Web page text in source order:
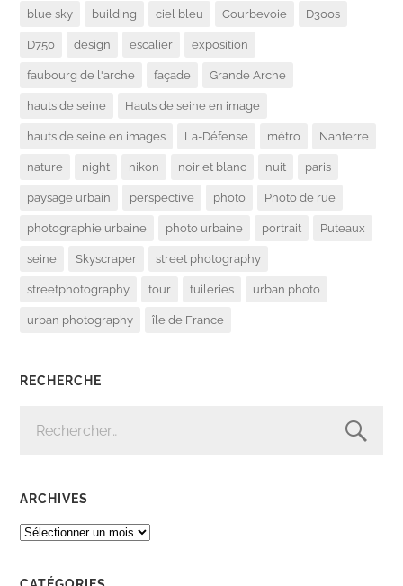
blue sky building ciel bleu Courbevoie D300s
D750 design escalier exposition
faubourg de l'arche façade Grande Arche
hauts de seine Hauts de seine en image
hauts de seine en images La-Défense métro Nanterre
nature night nikon noir et blanc nuit paris
paysage urbain perspective photo Photo de rue
photographie urbaine photo urbaine portrait Puteaux
seine Skyscraper street photography
streetphotography tour tuileries urban photo
urban photography île de France
RECHERCHE
ARCHIVES
ARCHIVES